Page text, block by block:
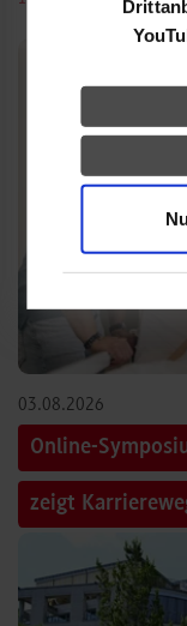
03.08.2026
Online-
zeigt